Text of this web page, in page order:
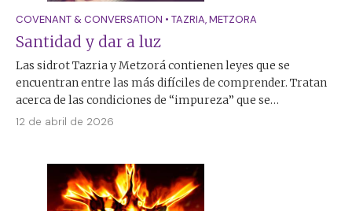
COVENANT & CONVERSATION • TAZRIA,METZORA
Santidad y dar a luz
Las sidrot Tazria y Metzorá contienen leyes que se
encuentran entre las más difíciles de comprender. Tratan
acerca de las condiciones de “impureza” que se…
12 de abril de 2026